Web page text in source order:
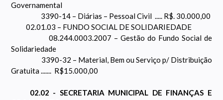
Governamental
3390-14 – Diárias – Pessoal Civil ..... R$. 30.000,00
02.01.03 – FUNDO SOCIAL DE SOLIDARIEDADE
08.244.0003.2007 – Gestão do Fundo Social de
Solidariedade
3390-32 – Material, Bem ou Serviço p/ Distribuição
Gratuita ....... R$15.000,00
02.02 - SECRETARIA MUNICIPAL DE FINANÇAS E